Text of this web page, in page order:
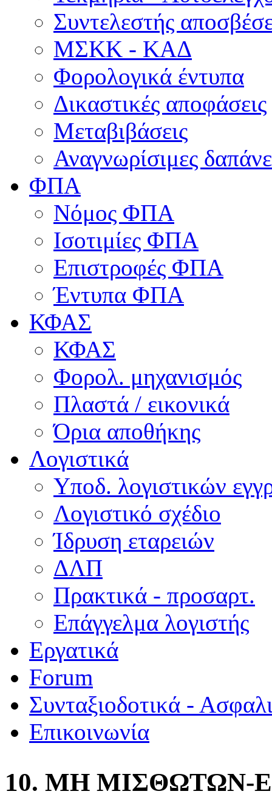
Συντελεστής
ΜΣKΚ - ΚΑΔ
Φορολογικά έντυπα
Δικαστικές αποφάσεις
Μεταβιβάσεις
Αναγνωρίσιμες
ΦΠΑ
Νόμος ΦΠΑ
Ισοτιμίες ΦΠΑ
Επιστροφές ΦΠΑ
Έντυπα ΦΠΑ
ΚΦΑΣ
ΚΦΑΣ
Φορολ. μηχανισμός
Πλαστά / εικονικά
Όρια αποθήκης
Λογιστικά
Υποδ. λογιστικών
Λογιστικό σχέδιο
Ίδρυση εταρειών
ΔΛΠ
Πρακτικά - προσαρτ.
Επάγγελμα λογιστής
Εργατικά
Forum
Συνταξιοδοτικά -
Επικοινωνία
10. ΜΗ ΜΙΣΘΩΤΩΝ-